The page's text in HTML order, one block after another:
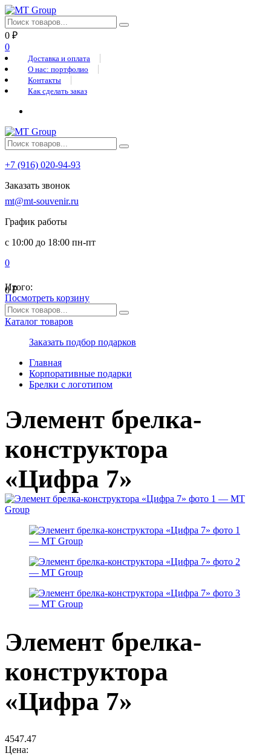
0 ₽
0
Доставка и оплата
О нас: портфолио
Контакты
Как сделать заказ
+7 (916) 020-94-93
Заказать звонок
mt@mt-souvenir.ru
График работы
с 10:00 до 18:00 пн-пт
0
0₽
Итого:
Посмотреть корзину
Каталог товаров
Заказать подбор подарков
Главная
Корпоративные подарки
Брелки с логотипом
Элемент брелка-
конструктора
«Цифра 7»
Элемент брелка-
конструктора
«Цифра 7»
4547.47
Цена: